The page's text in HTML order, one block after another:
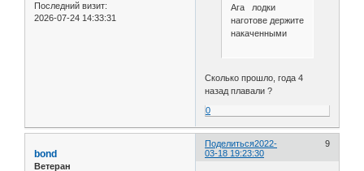
Последний визит:
2026-07-24 14:33:31
Ага лодки
наготове держите
накаченными
Сколько прошло, года 4
назад плавали ?
0
Поделиться 9
2022-
03-18 19:23:30
bond
Ветеран